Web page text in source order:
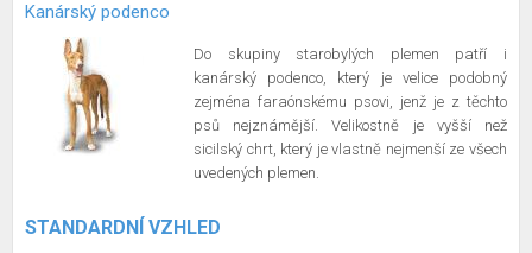
Kanárský podenco
Do skupiny starobylých plemen patří i
kanárský podenco, který je velice podobný
zejména faraónskému psovi, jenž je z těchto
psů nejznámější. Velikostně je vyšší než
sicilský chrt, který je vlastně nejmenší ze všech
uvedených plemen.
STANDARDNÍ VZHLED